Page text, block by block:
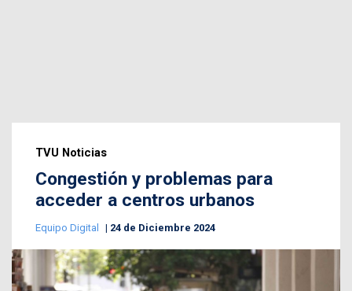
TVU Noticias
Congestión y problemas para
acceder a centros urbanos
Equipo Digital 24 de Diciembre 2024